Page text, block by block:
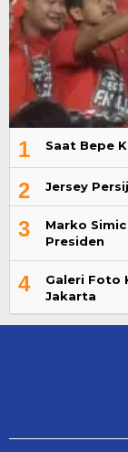
1 Saat Bepe
2 Jersey
3
Marko
Presiden
4
Galeri Foto
Jakarta